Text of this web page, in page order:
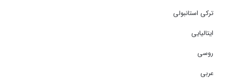
ترکی استانبولی
ایتالیایی
روسی
عربی